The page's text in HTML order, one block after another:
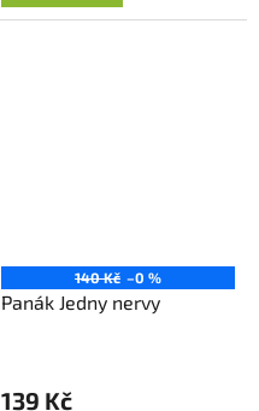
140 Kč –0 %
Panák Jedny nervy
139 Kč